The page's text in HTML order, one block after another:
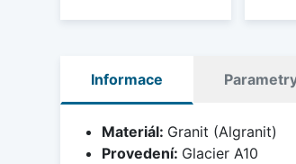
Informace
Materiál: Granit (Algranit)
Provedení: Glacier A10